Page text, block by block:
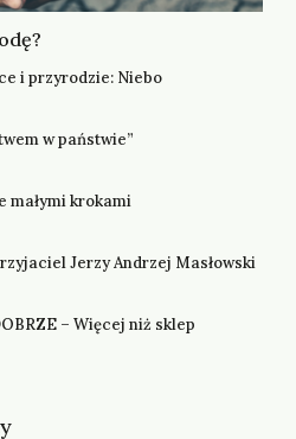
i przyrodzie: Niebo
w państwie”
małymi krokami
Jerzy Andrzej Masłowski
– Więcej niż sklep